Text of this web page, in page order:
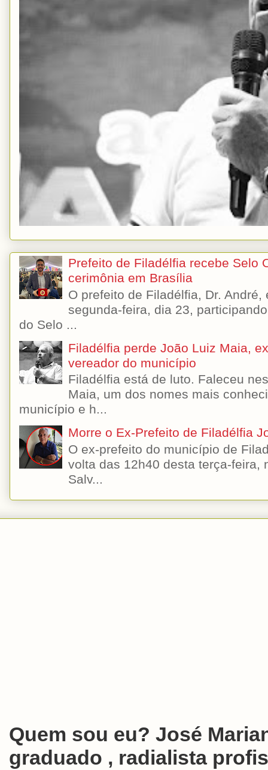
Prefeito de Filadélfia recebe Selo
cerimônia em Brasília
O prefeito de Filadélfia, Dr.
segunda-feira, dia 23,
do Selo ...
Filadélfia perde João Luiz Maia,
vereador do município
Filadélfia está de luto. Faleceu
Maia, um dos nomes mais
município e h...
Morre o Ex-Prefeito de Filadélfia
O ex-prefeito do município de
volta das 12h40 desta terça-feira,
Salv...
Quem sou eu? José
graduado , radialista